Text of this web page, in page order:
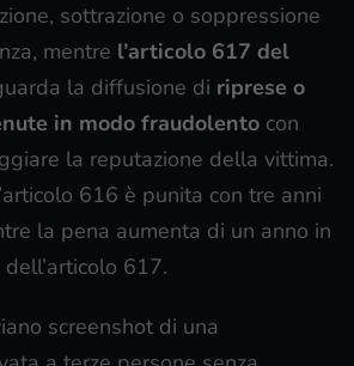
sottrazione o soppressione
mentre l’articolo 617 del
la diffusione di riprese o
in modo fraudolento con
la reputazione della vittima.
616 è punita con tre anni
la pena aumenta di un anno in
617.
screenshot di una